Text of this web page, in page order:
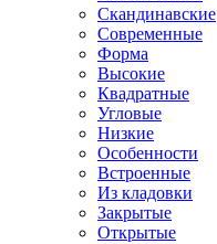
Скандинавские
Современные
Форма
Высокие
Квадратные
Угловые
Низкие
Особенности
Встроенные
Из кладовки
Закрытые
Открытые